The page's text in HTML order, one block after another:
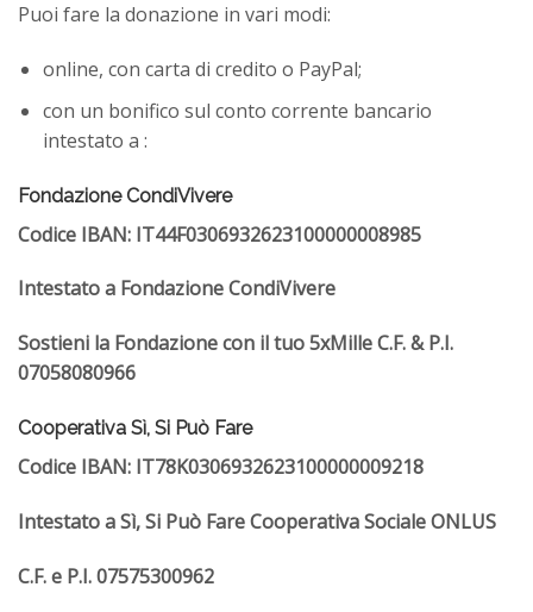
Puoi fare la donazione in vari modi:
online, con carta di credito o PayPal;
con un bonifico sul conto corrente bancario
intestato a :
Fondazione CondiVivere
Codice IBAN: IT44F0306932623100000008985
Intestato a Fondazione CondiVivere
Sostieni la Fondazione con il tuo 5xMille C.F. & P.I.
07058080966
Cooperativa Sì, Si Può Fare
Codice IBAN: IT78K0306932623100000009218
Intestato a Sì, Si Può Fare Cooperativa Sociale ONLUS
C.F. e P.I. 07575300962